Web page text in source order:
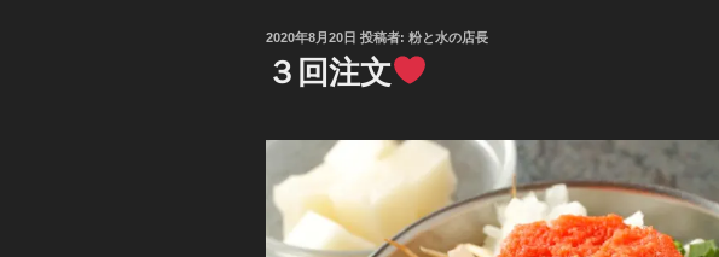
投
日:
2020年8月20日 投稿者: 粉と水の店長
３回注文